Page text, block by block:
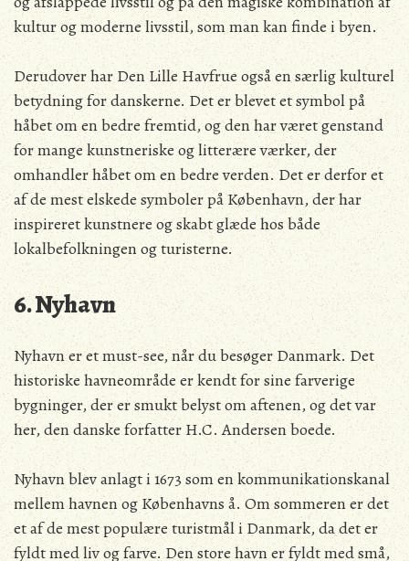
kultur og moderne livsstil, som man kan finde i byen.
Derudover har Den Lille Havfrue også en særlig kulturel
betydning for danskerne. Det er blevet et symbol på
håbet om en bedre fremtid, og den har været genstand
for mange kunstneriske og litterære værker, der
omhandler håbet om en bedre verden. Det er derfor et
af de mest elskede symboler på København, der har
inspireret kunstnere og skabt glæde hos både
lokalbefolkningen og turisterne.
6. Nyhavn
Nyhavn er et must-see, når du besøger Danmark. Det
historiske havneområde er kendt for sine farverige
bygninger, der er smukt belyst om aftenen, og det var
her, den danske forfatter H.C. Andersen boede.
Nyhavn blev anlagt i 1673 som en kommunikationskanal
mellem havnen og Københavns å. Om sommeren er det
et af de mest populære turistmål i Danmark, da det er
fyldt med liv og farve. Den store havn er fyldt med små,